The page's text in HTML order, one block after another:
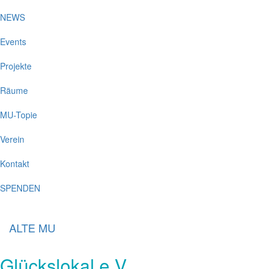
NEWS
Events
Projekte
Räume
MU-Topie
Verein
Kontakt
SPENDEN
ALTE MU